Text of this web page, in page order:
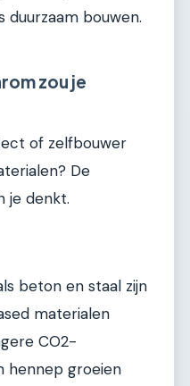
duurzaam bouwen.
zou je
of zelfbouwer
De
je denkt.
beton en staal zijn
materialen
CO2-
hennep groeien